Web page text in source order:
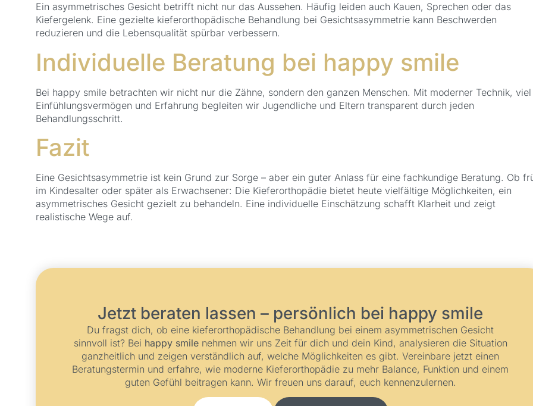
Ein asymmetrisches Gesicht betrifft nicht nur das Aussehen. Häufig leiden auch Kauen, Sprechen oder das
Kiefergelenk. Eine gezielte kieferorthopädische Behandlung bei Gesichtsasymmetrie kann Beschwerden
reduzieren und die Lebensqualität spürbar verbessern.
Individuelle Beratung bei happy smile
Bei happy smile betrachten wir nicht nur die Zähne, sondern den ganzen Menschen. Mit moderner Technik, viel
Einfühlungsvermögen und Erfahrung begleiten wir Jugendliche und Eltern transparent durch jeden
Behandlungsschritt.
Fazit
Eine Gesichtsasymmetrie ist kein Grund zur Sorge – aber ein guter Anlass für eine fachkundige Beratung. Ob
im Kindesalter oder später als Erwachsener: Die Kieferorthopädie bietet heute vielfältige Möglichkeiten, ein
asymmetrisches Gesicht gezielt zu behandeln. Eine individuelle Einschätzung schafft Klarheit und zeigt
realistische Wege auf.
Jetzt beraten lassen – persönlich bei happy smile
Du fragst dich, ob eine kieferorthopädische Behandlung bei einem asymmetrischen Gesicht
sinnvoll ist? Bei happy smilenehmen wir uns Zeit für dich und dein Kind, analysieren die Situation
ganzheitlich und zeigen verständlich auf, welche Möglichkeiten es gibt. Vereinbare jetzt einen
Beratungstermin und erfahre, wie moderne Kieferorthopädie zu mehr Balance, Funktion und einem
guten Gefühl beitragen kann. Wir freuen uns darauf, euch kennenzulernen.